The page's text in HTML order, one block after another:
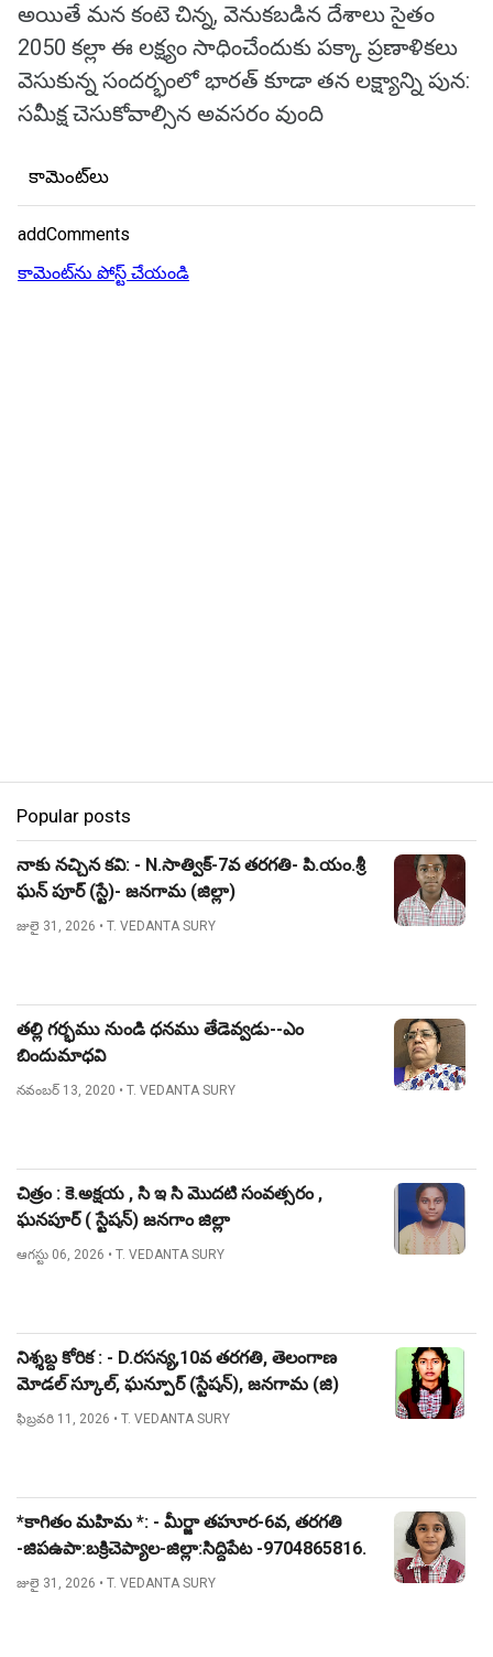
అయితే మన కంటె చిన్న, వెనుకబడిన దేశాలు సైతం
2050 కల్లా ఈ లక్ష్యం సాధించేందుకు పక్కా ప్రణాళికలు
వెసుకున్న సందర్భంలో భారత్ కూడా తన లక్ష్యాన్ని పున:
సమీక్ష చెసుకోవాల్సిన అవసరం వుంది
కామెంట్‌లు
addComments
కామెంట్‌ను పోస్ట్ చేయండి
Popular posts
నాకు నచ్చిన కవి: - N.సాత్విక్-7వ తరగతి- పి.యం.శ్రీ
ఘన్ పూర్ (స్టే)- జనగామ (జిల్లా)
జులై 31, 2026 • T. VEDANTA SURY
తల్లి గర్భము నుండి ధనము తేడెవ్వడు--ఎం
బిందుమాధవి
నవంబర్ 13, 2020 • T. VEDANTA SURY
చిత్రం : కె.అక్షయ , సి ఇ సి మొదటి సంవత్సరం ,
ఘనపూర్ ( స్టేషన్) జనగాం జిల్లా
ఆగస్టు 06, 2026 • T. VEDANTA SURY
నిశ్శబ్ద కోరిక : - D.రసన్య,10వ తరగతి, తెలంగాణ
మోడల్ స్కూల్, ఘన్పూర్ (స్టేషన్), జనగామ (జి)
ఫిబ్రవరి 11, 2026 • T. VEDANTA SURY
*కాగితం మహిమ *: - మీర్జా తహూర-6వ, తరగతి
-జిపఉపా:బక్రిచెప్యాల-జిల్లా:సిద్దిపేట -9704865816.
జులై 31, 2026 • T. VEDANTA SURY